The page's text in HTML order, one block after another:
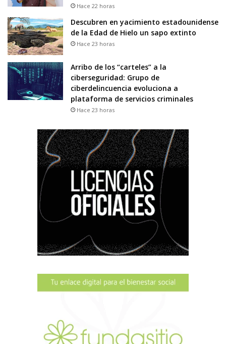
Hace 22 horas
Descubren en yacimiento estadounidense
de la Edad de Hielo un sapo extinto
Hace 23 horas
Arribo de los “carteles” a la
ciberseguridad: Grupo de
ciberdelincuencia evoluciona a
plataforma de servicios criminales
Hace 23 horas